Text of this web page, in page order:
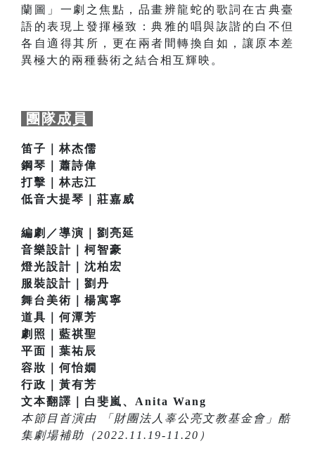
蘭圖」一劇之焦點，品畫辨龍蛇的歌詞在古典臺
語的表現上發揮極致：典雅的唱與詼諧的白不但
各自適得其所，更在兩者間轉換自如，讓原本差
異極大的兩種藝術之結合相互輝映。
團隊成員
笛子｜林杰儒
鋼琴｜蕭詩偉
打擊｜林志江
低音大提琴｜莊嘉威
編劇／導演｜劉亮延
音樂設計｜柯智豪
燈光設計｜沈柏宏
服裝設計｜劉丹
舞台美術｜楊寓寧
道具｜何潭芳
劇照｜藍祺聖
平面｜葉祐辰
容妝｜何怡嫺
行政｜黃有芳
文本翻譯｜白斐嵐、Anita Wang
本節目首演由 「財團法人辜公亮文教基金會」酷
集劇場補助（2022.11.19-11.20）